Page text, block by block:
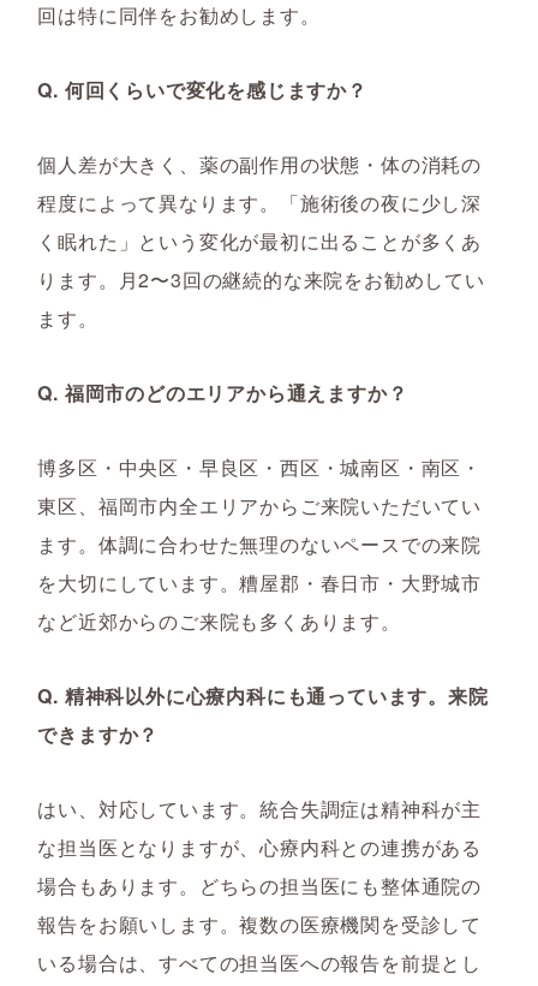
回は特に同伴をお勧めします。
Q. 何回くらいで変化を感じますか？
個人差が大きく、薬の副作用の状態・体の消耗の
程度によって異なります。「施術後の夜に少し深
く眠れた」という変化が最初に出ることが多くあ
ります。月2〜3回の継続的な来院をお勧めしてい
ます。
Q. 福岡市のどのエリアから通えますか？
博多区・中央区・早良区・西区・城南区・南区・
東区、福岡市内全エリアからご来院いただいてい
ます。体調に合わせた無理のないペースでの来院
を大切にしています。糟屋郡・春日市・大野城市
など近郊からのご来院も多くあります。
Q. 精神科以外に心療内科にも通っています。来院
できますか？
はい、対応しています。統合失調症は精神科が主
な担当医となりますが、心療内科との連携がある
場合もあります。どちらの担当医にも整体通院の
報告をお願いします。複数の医療機関を受診して
いる場合は、すべての担当医への報告を前提とし